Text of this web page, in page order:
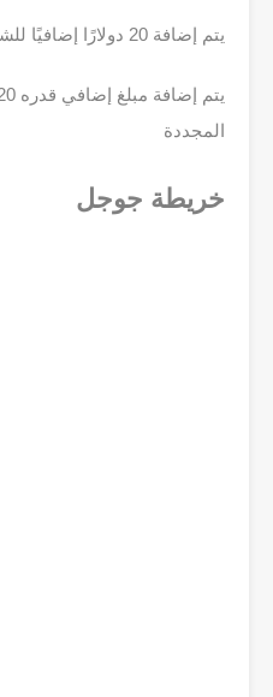
يتم إضافة 20 دولارًا إضافيًا للشخص الواحد إلى الجناح
المجددة
خريطة جوجل